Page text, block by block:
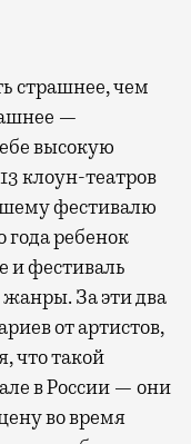
страшнее, чем
—
высокую
клоун-театров
фестивалю
года ребенок
и фестиваль
жанры. За эти два
от артистов,
что такой
в России — они
во время